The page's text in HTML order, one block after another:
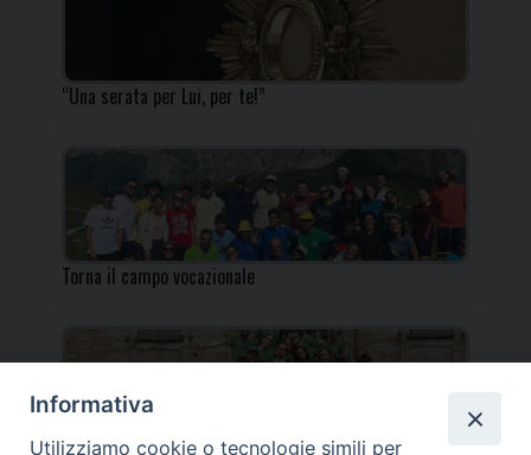
“Una serata per Lui, per te!”
Torna il campo vocazionale
Informativa
Utilizziamo cookie o tecnologie simili per